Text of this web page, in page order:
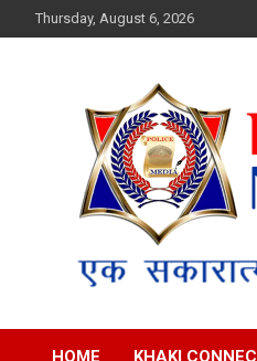
to
Thursday, August 6, 2026
Police
HOME KHAKI